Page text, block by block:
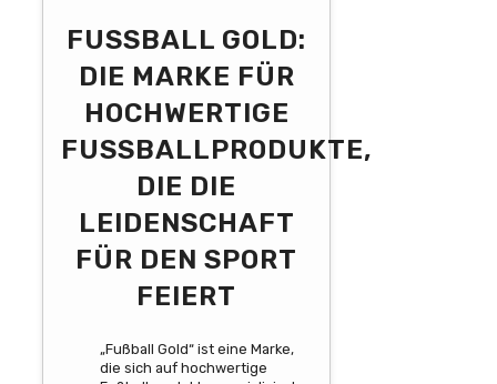
FUSSBALL GOLD: D
IE MARKE FÜR H
OCHWERTIGE F
USSBALLPRODUKTE, DI
E DIE LE
IDENSCHAFT FÜ
R DEN SPORT FE
IERT
„Fußball Gold“ ist eine Marke,
die sich auf hochwertige